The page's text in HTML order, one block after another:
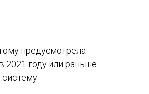
предусмотрела
году или раньше.
систему